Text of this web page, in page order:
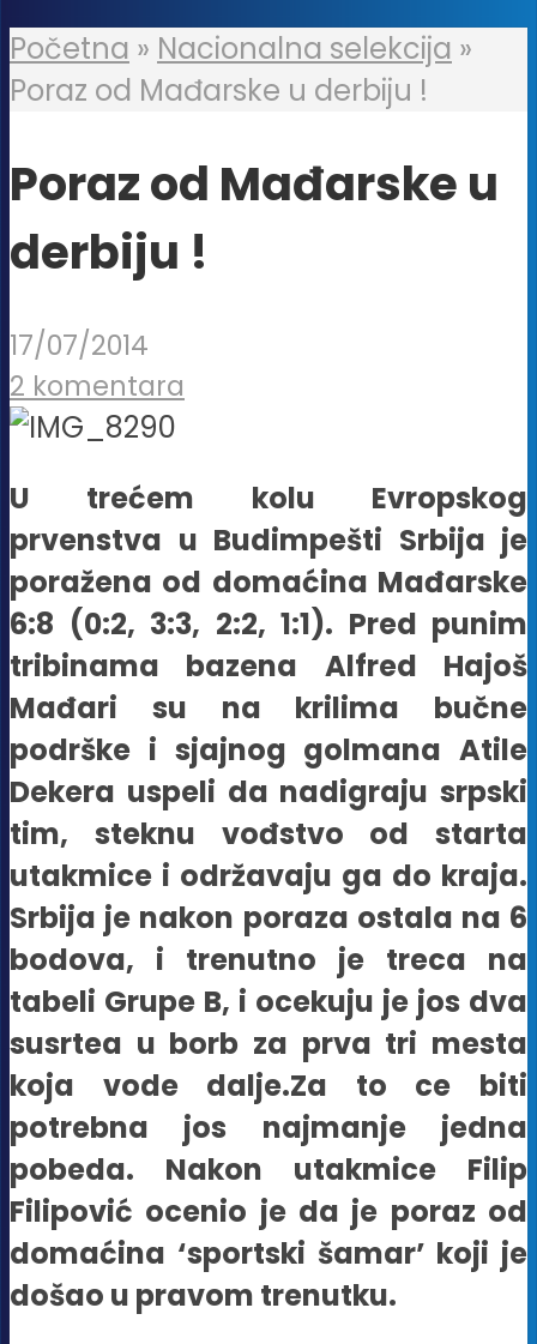
Početna » Nacionalna selekcija »
Poraz od Mađarske u derbiju !
Poraz od Mađarske u
derbiju !
17/07/2014
2 komentara
U trećem kolu Evropskog
prvenstva u Budimpešti Srbija je
poražena od domaćina Mađarske
6:8 (0:2, 3:3, 2:2, 1:1). Pred punim
tribinama bazena Alfred Hajoš
Mađari su na krilima bučne
podrške i sjajnog golmana Atile
Dekera uspeli da nadigraju srpski
tim, steknu vođstvo od starta
utakmice i održavaju ga do kraja.
Srbija je nakon poraza ostala na 6
bodova, i trenutno je treca na
tabeli Grupe B, i ocekuju je jos dva
susrtea u borb za prva tri mesta
koja vode dalje.Za to ce biti
potrebna jos najmanje jedna
pobeda. Nakon utakmice Filip
Filipović ocenio je da je poraz od
domaćina ‘sportski šamar’ koji je
došao u pravom trenutku.